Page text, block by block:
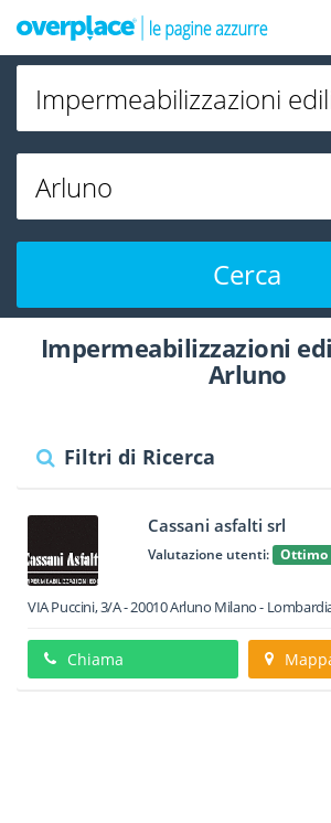
Cerca
Impermeabilizzazioni
Arluno
Filtri di Ricerca
Cassani asfalti srl
Valutazione utenti: Ottimo
VIA Puccini, 3/A-20010Arluno Milano -
Chiama